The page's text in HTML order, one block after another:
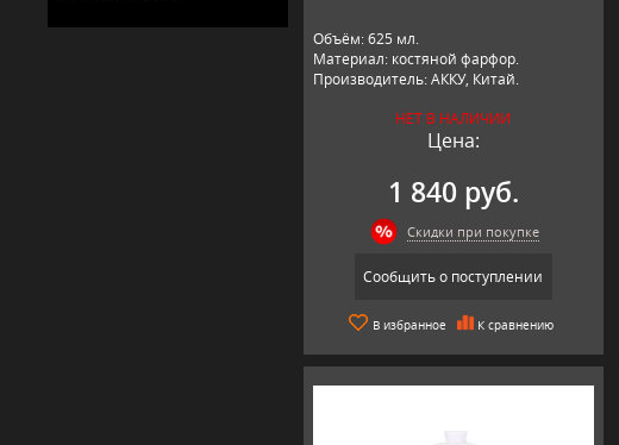
Объём: 625 мл.
Материал: костяной фарфор.
Производитель: АККУ, Китай.
НЕТ В НАЛИЧИИ
Цена:
1 840 руб.
Скидки при покупке
Сообщить о поступлении
В избранное К сравнению